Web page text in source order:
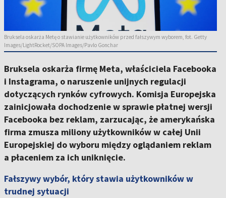
Bruksela oskarża Metę o stawianie użytkowników przed fałszywym wyborem, fot. Getty
Images/LightRocket/SOPA Images/Pavlo Gonchar
Bruksela oskarża firmę Meta, właściciela Facebooka
i Instagrama, o naruszenie unijnych regulacji
dotyczących rynków cyfrowych. Komisja Europejska
zainicjowała dochodzenie w sprawie płatnej wersji
Facebooka bez reklam, zarzucając, że amerykańska
firma zmusza miliony użytkowników w całej Unii
Europejskiej do wyboru między oglądaniem reklam
a płaceniem za ich uniknięcie.
Fałszywy wybór, który stawia użytkowników w
trudnej sytuacji